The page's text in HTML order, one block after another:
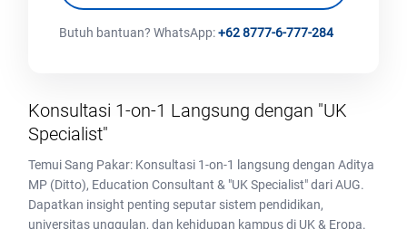
Butuh bantuan? WhatsApp:+62 8777-6-777-284
Konsultasi 1-on-1 Langsung dengan "UK
Specialist"
Temui Sang Pakar: Konsultasi 1-on-1 langsung dengan Aditya
MP (Ditto), Education Consultant & "UK Specialist" dari AUG.
Dapatkan insight penting seputar sistem pendidikan,
universitas unggulan, dan kehidupan kampus di UK & Eropa.